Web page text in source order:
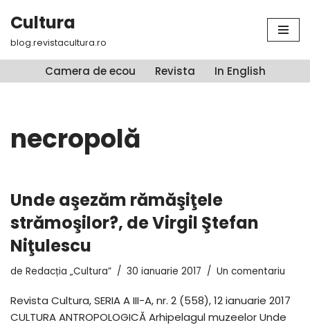
Sari
conținut
Cultura
blog.revistacultura.ro
Camera de ecou Revista In English
necropolă
Unde aşezăm rămăşiţele
strămoşilor?, de Virgil Ştefan
Niţulescu
de Redacția „Cultura” 30 ianuarie 2017 Un comentariu
Revista Cultura, SERIA A III-A, nr. 2 (558), 12 ianuarie 2017
CULTURA ANTROPOLOGICĂ Arhipelagul muzeelor Unde